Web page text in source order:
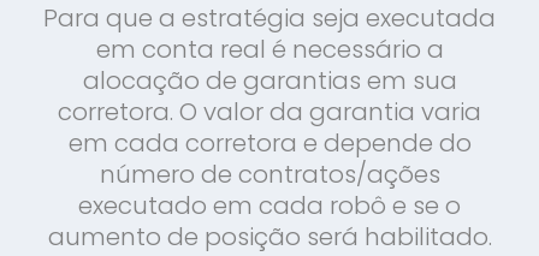
Para que a estratégia seja executada
em conta real é necessário a
alocação de garantias em sua
corretora. O valor da garantia varia
em cada corretora e depende do
número de contratos/ações
executado em cada robô e se o
aumento de posição será habilitado.